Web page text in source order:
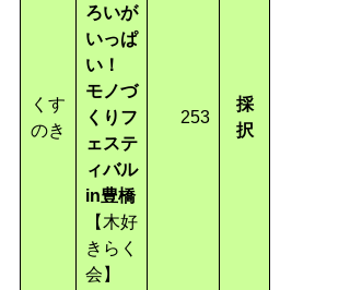
くす
のき
ろいが
いっぱ
い！
モノづ
くりフ
ェステ
ィバル
in豊橋
【木好
きらく
会】
253
採
択